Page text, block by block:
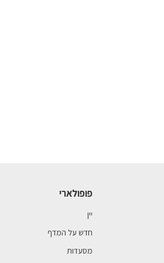
פופולארי
יין
חדש על המדף
מסעדות